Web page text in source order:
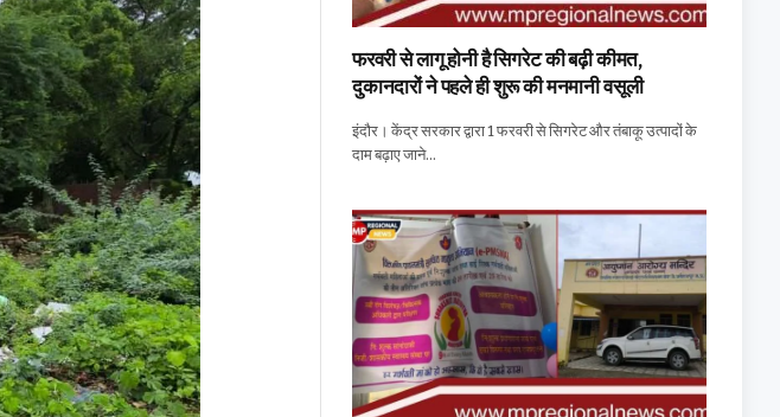
फरवरी से लागू होनी है सिगरेट की बढ़ी कीमत,
दुकानदारों ने पहले ही शुरू की मनमानी वसूली
इंदौर। केंद्र सरकार द्वारा 1 फरवरी से सिगरेट और तंबाकू उत्पादों के
दाम बढ़ाए जाने…